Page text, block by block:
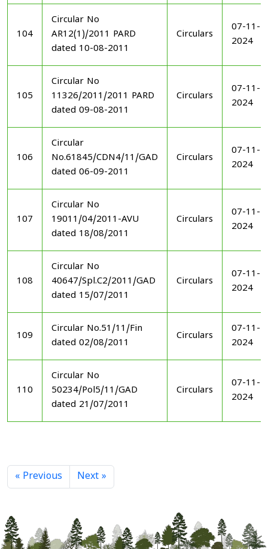
104
Circular No
AR12(1)/2011 PARD
dated 10-08-2011
Circulars
07-11-
2024
105
Circular No
11326/2011/2011 PARD
dated 09-08-2011
Circulars
07-11-
2024
106
Circular
No.61845/CDN4/11/GAD
dated 06-09-2011
Circulars
07-11-
2024
107
Circular No
19011/04/2011-AVU
dated 18/08/2011
Circulars
07-11-
2024
108
Circular No
40647/Spl.C2/2011/GAD
dated 15/07/2011
Circulars
07-11-
2024
109
Circular No.51/11/Fin
dated 02/08/2011
Circulars
07-11-
2024
110
Circular No
50234/Pol5/11/GAD
dated 21/07/2011
Circulars
07-11-
2024
« Previous Next »